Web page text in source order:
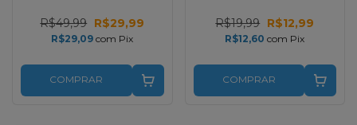
R$49,99 R$29,99
R$29,09com Pix
COMPRAR
R$19,99 R$12,99
R$12,60com Pix
COMPRAR